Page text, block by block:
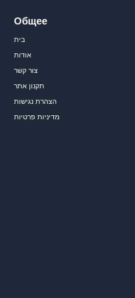
Общее
בית
אודות
צור קשר
תקנון אתר
הצהרת נגישות
מדיניות פרטיות